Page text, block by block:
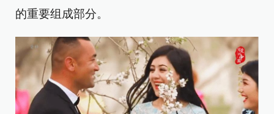
的重要组成部分。